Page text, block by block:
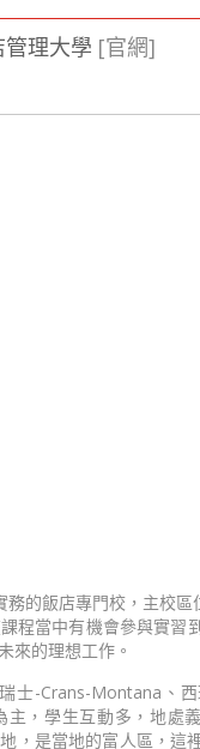
理大學 [官網]
的飯店專門校，主校
程當中有機會參與實
來的理想工作。
士-Crans-Montana、
，學生互動多，地
，是當地的富人區，